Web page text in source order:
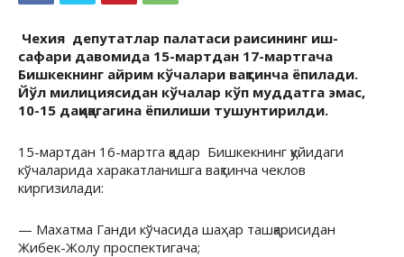
Чехия депутатлар палатаси раисининг иш-
сафари давомида 15-мартдан 17-мартгача
Бишкекнинг айрим кўчалари вақтинча ёпилади.
Йўл милициясидан кўчалар кўп муддатга эмас,
10-15 дақиқагагина ёпилиши тушунтирилди.
15-мартдан 16-мартга қадар Бишкекнинг қуйидаги
кўчаларида харакатланишга вақтинча чеклов
киргизилади:
— Махатма Ганди кўчасида шаҳар ташқарисидан
Жибек-Жолу проспектигача;